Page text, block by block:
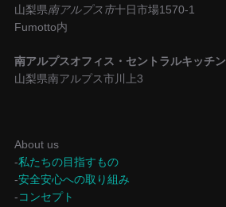
山梨県南アルプス市十日市場1570-1
Fumotto内
南アルプスオフィス・セントラルキッチン
山梨県南アルプス市川上3
About us
-私たちの目指すもの
-安全安心への取り組み
-コンセプト